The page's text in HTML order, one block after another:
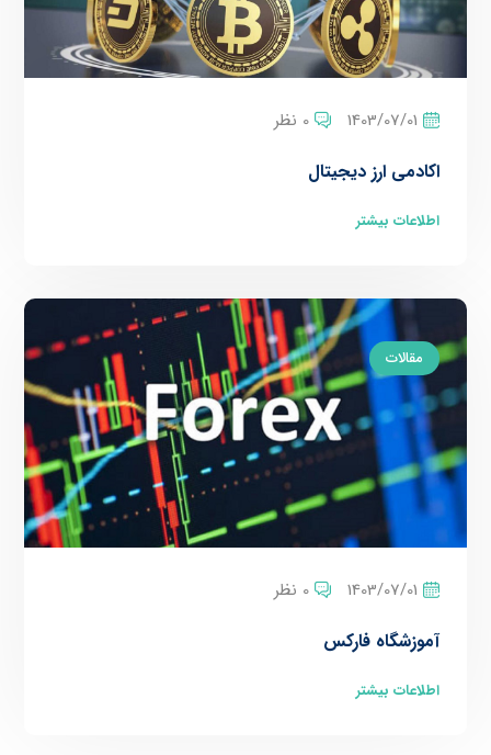
1403/07/01 0 نظر
اکادمی ارز دیجیتال
اطلاعات بیشتر
مقالات
1403/07/01 0 نظر
آموزشگاه فارکس
اطلاعات بیشتر